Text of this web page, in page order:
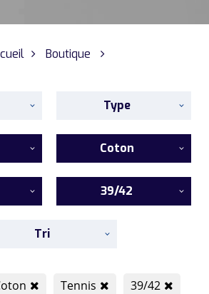
Boutique
Type
Coton
39/42
Tri
Tennis 39/42